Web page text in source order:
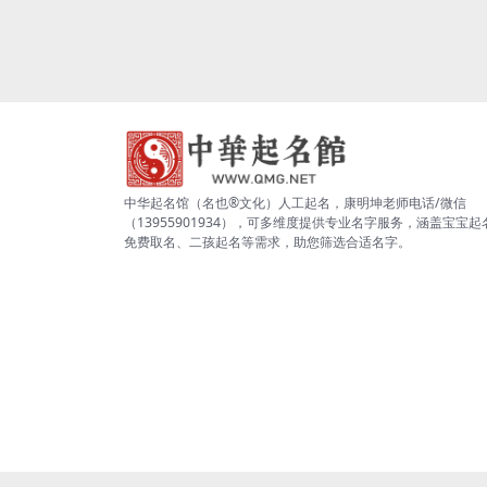
中华起名馆（名也®文化）人工起名，康明坤老师电话/微信
（13955901934），可多维度提供专业名字服务，涵盖宝宝起
免费取名、二孩起名等需求，助您筛选合适名字。